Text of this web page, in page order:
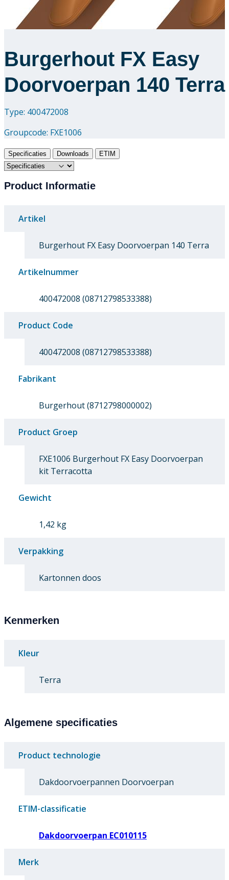
Burgerhout FX Easy
Doorvoerpan 140 Terra
Type: 400472008
Groupcode: FXE1006
Specificaties Downloads ETIM
Product Informatie
Artikel
Burgerhout FX Easy Doorvoerpan 140 Terra
Artikelnummer
400472008 (08712798533388)
Product Code
400472008 (08712798533388)
Fabrikant
Burgerhout (8712798000002)
Product Groep
FXE1006 Burgerhout FX Easy Doorvoerpan
kit Terracotta
Gewicht
1,42 kg
Verpakking
Kartonnen doos
Kenmerken
Kleur
Terra
Algemene specificaties
Product technologie
Dakdoorvoerpannen Doorvoerpan
ETIM-classificatie
Dakdoorvoerpan EC010115
Merk